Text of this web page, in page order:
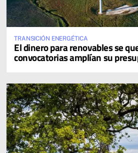
TRANSICIÓN ENERGÉTICA
El dinero para renovables se
convocatorias amplían su